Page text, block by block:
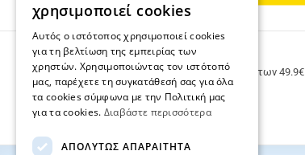
ΔΩΡΕΑΝ ΜΕΤΑΦΟΡΙΚΑ
Δωρεάν μεταφορικά για παραγγελίες άνω των 49.9€
χρησιμοποιεί cookies
Αυτός ο ιστότοπος χρησιμοποιεί cookies
για τη βελτίωση της εμπειρίας των
χρηστών. Χρησιμοποιώντας τον ιστότοπό
μας, παρέχετε τη συγκατάθεσή σας για όλα
τα cookies σύμφωνα με την Πολιτική μας
για τα cookies. Διαβάστε περισσότερα
ΑΠΟΛΎΤΩΣ ΑΠΑΡΑΊΤΗΤΑ